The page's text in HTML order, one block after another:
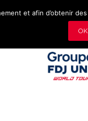
et afin d’obtenir
OK